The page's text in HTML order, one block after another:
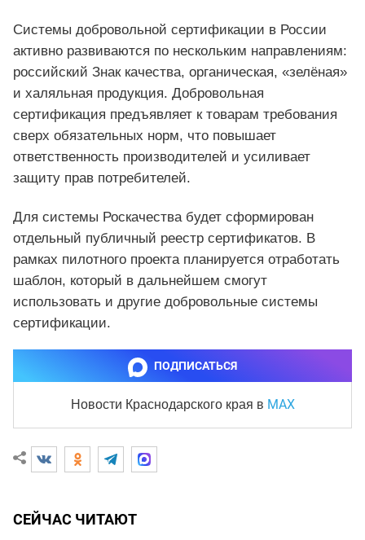
Системы добровольной сертификации в России
активно развиваются по нескольким направлениям:
российский Знак качества, органическая, «зелёная»
и халяльная продукция. Добровольная
сертификация предъявляет к товарам требования
сверх обязательных норм, что повышает
ответственность производителей и усиливает
защиту прав потребителей.
Для системы Роскачества будет сформирован
отдельный публичный реестр сертификатов. В
рамках пилотного проекта планируется отработать
шаблон, который в дальнейшем смогут
использовать и другие добровольные системы
сертификации.
ПОДПИСАТЬСЯ
Новости Краснодарского края в MAX
СЕЙЧАС ЧИТАЮТ